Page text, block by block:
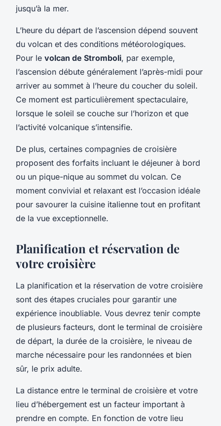
jusqu’à la mer.
L’heure du départ de l’ascension dépend souvent
du volcan et des conditions météorologiques.
Pour le volcan de Stromboli, par exemple,
l’ascension débute généralement l’après-midi pour
arriver au sommet à l’heure du coucher du soleil.
Ce moment est particulièrement spectaculaire,
lorsque le soleil se couche sur l’horizon et que
l’activité volcanique s’intensifie.
De plus, certaines compagnies de croisière
proposent des forfaits incluant le déjeuner à bord
ou un pique-nique au sommet du volcan. Ce
moment convivial et relaxant est l’occasion idéale
pour savourer la cuisine italienne tout en profitant
de la vue exceptionnelle.
Planification et réservation de
votre croisière
La planification et la réservation de votre croisière
sont des étapes cruciales pour garantir une
expérience inoubliable. Vous devrez tenir compte
de plusieurs facteurs, dont le terminal de croisière
de départ, la durée de la croisière, le niveau de
marche nécessaire pour les randonnées et bien
sûr, le prix adulte.
La distance entre le terminal de croisière et votre
lieu d’hébergement est un facteur important à
prendre en compte. En fonction de votre lieu